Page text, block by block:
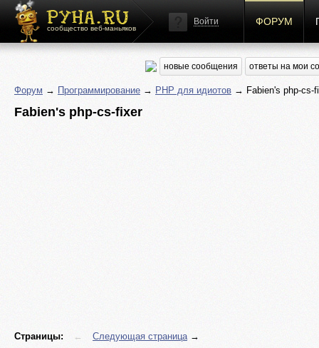
сообщество веб-маньяков
Войти ФОРУМ
новые сообщения ответы на мои
Форум → Программирование → PHP для идиотов → Fabien's php-cs-
Fabien's php-cs-fixer
Страницы: ← Следующая страница→